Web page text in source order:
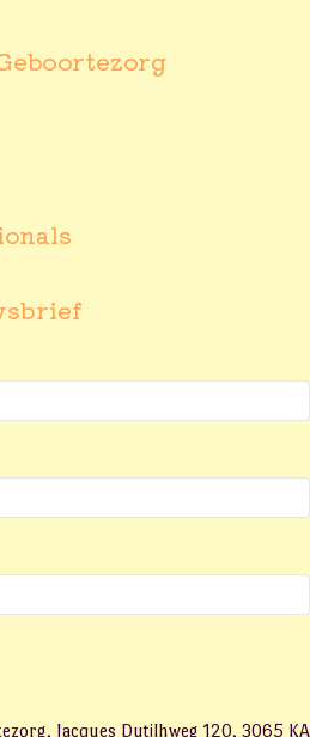
Jacques Dutilhweg 120, 3065 KA